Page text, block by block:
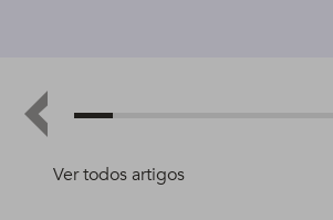
Ver todos artigos